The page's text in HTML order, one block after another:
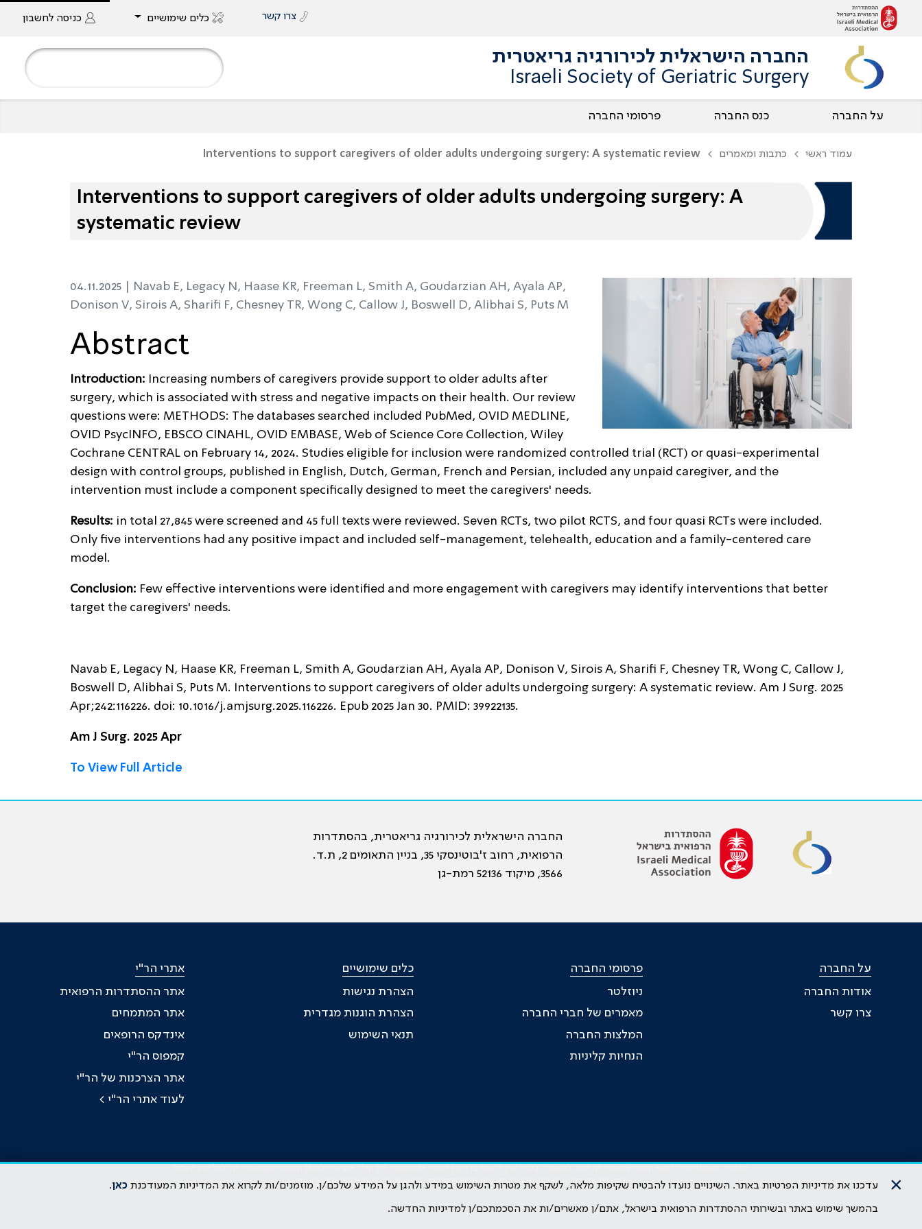
צרו קשר כלים שימושיים כניסה לחשבון
החברה הישראלית לכירורגיה גריאטרית
Israeli Society of Geriatric Surgery
על החברה כנס החברה פרסומי החברה
עמוד ראשי כתבות ומאמרים Interventions to support caregivers of older adults undergoing surgery: A systematic review
Interventions to support caregivers of older adults undergoing surgery: A
systematic review
04.11.2025 |
Navab E, Legacy N, Haase KR, Freeman L, Smith A, Goudarzian AH, Ayala AP,
Donison V, Sirois A, Sharifi F, Chesney TR, Wong C, Callow J, Boswell D, Alibhai S, Puts M
Abstract
Introduction:
Increasing numbers of caregivers provide support to older adults after
surgery, which is associated with stress and negative impacts on their health. Our review
questions were: METHODS: The databases searched included PubMed, OVID MEDLINE,
OVID PsycINFO, EBSCO CINAHL, OVID EMBASE, Web of Science Core Collection, Wiley
Cochrane CENTRAL on February 14, 2024. Studies eligible for inclusion were randomized controlled trial (RCT) or quasi-experimental
design with control groups, published in English, Dutch, German, French and Persian, included any unpaid caregiver, and the
intervention must include a component specifically designed to meet the caregivers' needs.
Results: in total 27,845 were screened and 45 full texts were reviewed. Seven RCTs, two pilot RCTS, and four quasi RCTs were included.
Only five interventions had any positive impact and included self-management, telehealth, education and a family-centered care
model.
Conclusion: Few effective interventions were identified and more engagement with caregivers may identify interventions that better
target the caregivers' needs.
Navab E, Legacy N, Haase KR, Freeman L, Smith A, Goudarzian AH, Ayala AP, Donison V, Sirois A, Sharifi F, Chesney TR, Wong C, Callow J,
Boswell D, Alibhai S, Puts M. Interventions to support caregivers of older adults undergoing surgery: A systematic review. Am J Surg. 2025
Apr;242:116226. doi: 10.1016/j.amjsurg.2025.116226. Epub 2025 Jan 30. PMID: 39922135.
Am J Surg. 2025 Apr
To View Full Article
החברה הישראלית לכירורגיה גריאטרית, בהסתדרות
הרפואית, רחוב ז'בוטינסקי 35, בניין התאומים 2, ת.ד.
3566, מיקוד 52136 רמת-גן
על החברה
אודות החברה
צרו קשר
פרסומי החברה
ניוזלטר
מאמרים של חברי החברה
המלצות החברה
הנחיות קליניות
כלים שימושיים
הצהרת נגישות
הצהרת הוגנות מגדרית
תנאי השימוש
אתרי הר"י
אתר ההסתדרות הרפואית
אתר המתמחים
אינדקס הרופאים
קמפוס הר"י
אתר הצרכנות של הר"י
לעוד אתרי הר"י >
להיגרם. כל הזכויות על המידע באתר שייכות להסתדרות הרפואית בישראל.מדיניות הפרטיות × עדכנו את מדיניות הפרטיות באתר. השינויים נועדו להבטיח שקיפות מלאה, לשקף את מטרות השימוש במידע ולהגן על המידע שלכם/ן. מוזמנים/ות לקרוא את המדיניות המעודכנת כאן.
בהמשך שימוש באתר ובשירותי ההסתדרות הרפואית בישראל, אתם/ן מאשרים/ות את הסכמתכם/ן למדיניות החדשה.